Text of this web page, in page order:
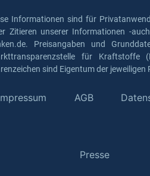
Informationen sind für
Zitieren unserer Informationen -
Preisangaben und
für Kraftstoffe
sind Eigentum der jeweiligen
AGB
Presse